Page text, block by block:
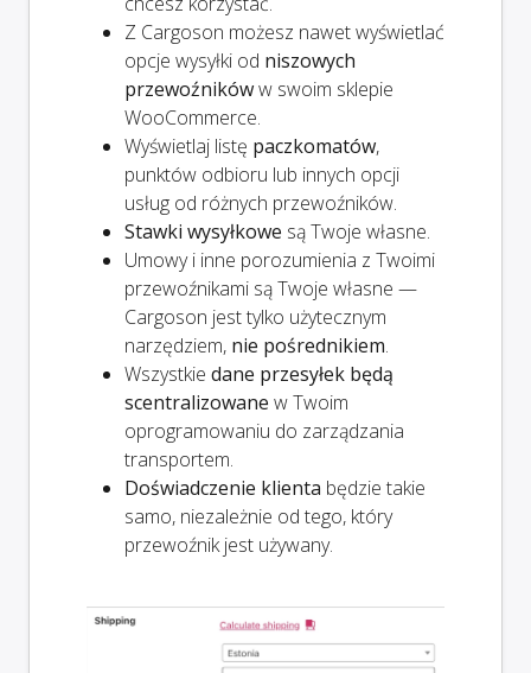
Z Cargoson możesz nawet wyświetlać
opcje wysyłki od niszowych
przewoźnikóww swoim sklepie
WooCommerce.
Wyświetlaj listę paczkomatów,
punktów odbioru lub innych opcji
usług od różnych przewoźników.
Stawki wysyłkowe są Twoje własne.
Umowy i inne porozumienia z Twoimi
przewoźnikami są Twoje własne —
Cargoson jest tylko użytecznym
narzędziem, nie pośrednikiem.
Wszystkie dane przesyłek będą
scentralizowane w Twoim
oprogramowaniu do zarządzania
transportem.
Doświadczenie klienta będzie takie
samo, niezależnie od tego, który
przewoźnik jest używany.